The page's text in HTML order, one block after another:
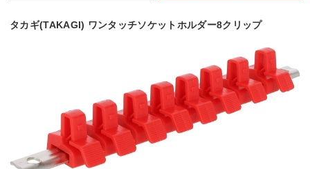
タカギ(TAKAGI) ワンタッチソケットホルダー8クリップ